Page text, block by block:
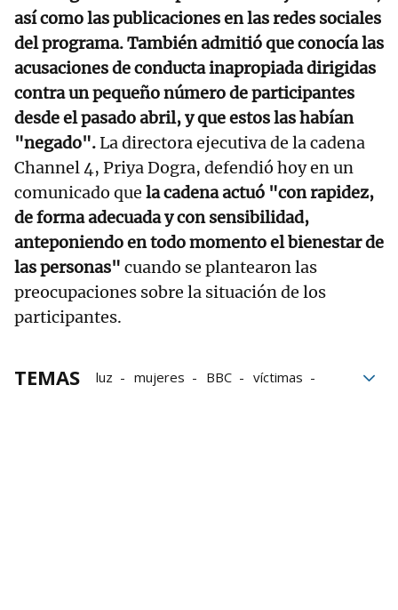
así como las publicaciones en las redes sociales
del programa.También admitió que conocía las
acusaciones de conducta inapropiada dirigidas
contra un pequeño número de participantes
desde el pasado abril, y que estos las habían
"negado".La directora ejecutiva de la cadena
Channel 4, Priya Dogra, defendió hoy en un
comunicado que la cadena actuó "con rapidez,
de forma adecuada y con sensibilidad,
anteponiendo en todo momento el bienestar de
las personas" cuando se plantearon las
preocupaciones sobre la situación de los
participantes.
TEMAS luz mujeres BBC
víctimas